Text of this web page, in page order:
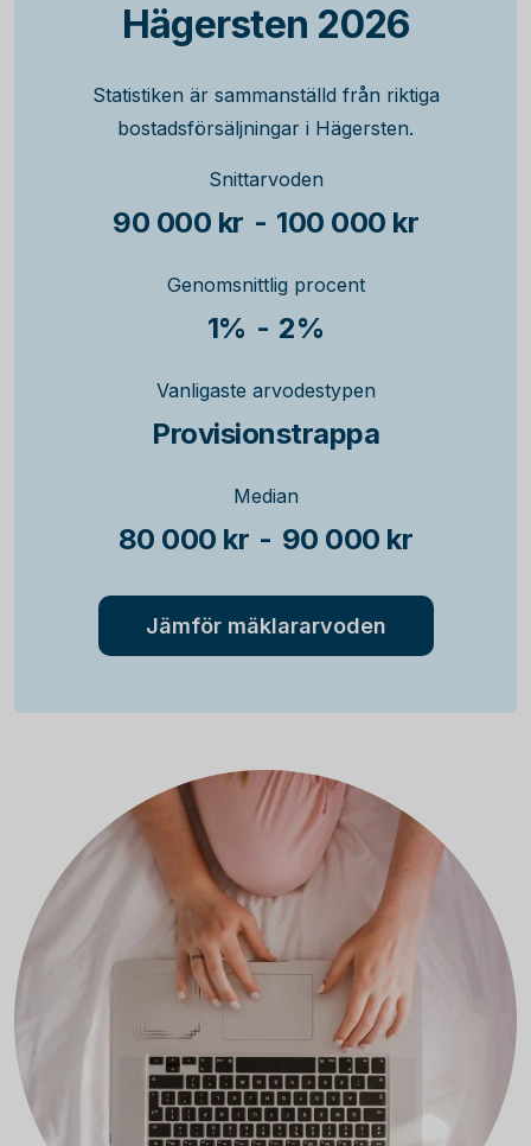
Hägersten 2026
Statistiken är sammanställd från riktiga
bostadsförsäljningar i Hägersten.
Snittarvoden
90 000 kr - 100 000 kr
Genomsnittlig procent
1% - 2%
Vanligaste arvodestypen
Provisionstrappa
Median
80 000 kr - 90 000 kr
Jämför mäklararvoden